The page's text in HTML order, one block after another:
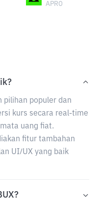
APRO
pilihan populer dan
kurs secara real-time
uang fiat.
fitur tambahan
UI/UX yang baik